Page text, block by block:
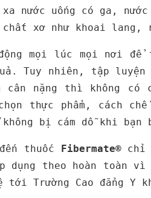
nước uống có ga,
chất xơ như khoai lang,
mọi lúc mọi nơi để
Tuy nhiên, tập luyện
nặng thì không có
thực phẩm, cách
bị cám dỗ khi bạn
thuốc Fibermate®chỉ
theo hoàn toàn vì
Cao đẳng Y